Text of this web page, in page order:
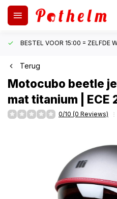
BESTEL VOOR 15:00 = ZELFDE
Terug
Motocubo beetle
mat titanium | ECE
0/10 (0 Reviews)